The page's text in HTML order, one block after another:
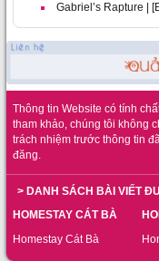
Gabriel’s Rapture |
Thông tin Website có tính
tham khảo, chúng tôi không
trách nhiệm trước thông tin đã
đăng.
> DANH SÁCH BÀI VIẾT
HOMESTAY CÁT BÀ
Homestay Cát Bà